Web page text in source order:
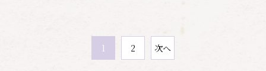
1 2 次へ